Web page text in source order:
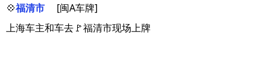
💠福清市
[闽A车牌]
上海车主和车去🚩福清市现场上牌